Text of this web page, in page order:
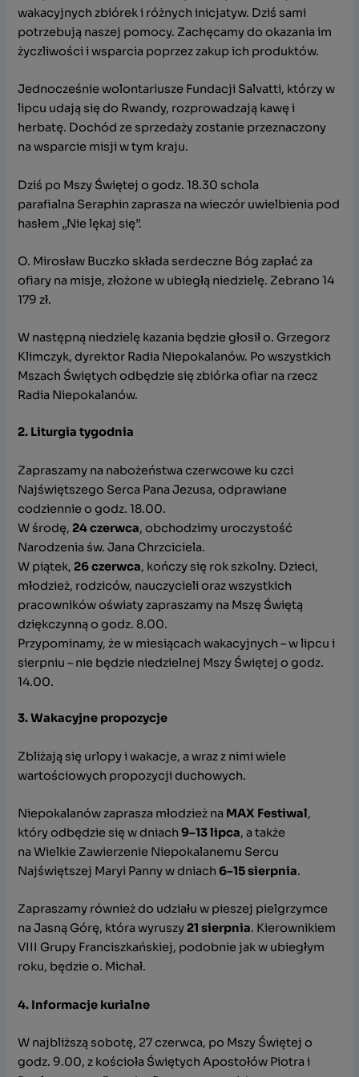
wakacyjnych zbiórek i różnych inicjatyw. Dziś sami
potrzebują naszej pomocy. Zachęcamy do okazania im
życzliwości i wsparcia poprzez zakup ich produktów.
Jednocześnie wolontariusze Fundacji Salvatti, którzy w
lipcu udają się do Rwandy, rozprowadzają kawę i
herbatę. Dochód ze sprzedaży zostanie przeznaczony
na wsparcie misji w tym kraju.
Dziś po Mszy Świętej o godz. 18.30 schola
parafialna Seraphin zaprasza na wieczór uwielbienia pod
hasłem „Nie lękaj się”.
O. Mirosław Buczko składa serdeczne Bóg zapłać za
ofiary na misje, złożone w ubiegłą niedzielę. Zebrano 14
179 zł.
W następną niedzielę kazania będzie głosił o. Grzegorz
Klimczyk, dyrektor Radia Niepokalanów. Po wszystkich
Mszach Świętych odbędzie się zbiórka ofiar na rzecz
Radia Niepokalanów.
2. Liturgia tygodnia
Zapraszamy na nabożeństwa czerwcowe ku czci
Najświętszego Serca Pana Jezusa, odprawiane
codziennie o godz. 18.00.
W środę, 24 czerwca, obchodzimy uroczystość
Narodzenia św. Jana Chrzciciela.
W piątek, 26 czerwca, kończy się rok szkolny. Dzieci,
młodzież, rodziców, nauczycieli oraz wszystkich
pracowników oświaty zapraszamy na Mszę Świętą
dziękczynną o godz. 8.00.
Przypominamy, że w miesiącach wakacyjnych – w lipcu i
sierpniu – nie będzie niedzielnej Mszy Świętej o godz.
14.00.
3. Wakacyjne propozycje
Zbliżają się urlopy i wakacje, a wraz z nimi wiele
wartościowych propozycji duchowych.
Niepokalanów zaprasza młodzież na MAX Festiwal,
który odbędzie się w dniach9–13 lipca, a także
na Wielkie Zawierzenie Niepokalanemu Sercu
Najświętszej Maryi Panny w dniach6–15 sierpnia.
Zapraszamy również do udziału w pieszej pielgrzymce
na Jasną Górę, która wyruszy 21 sierpnia. Kierownikiem
VIII Grupy Franciszkańskiej, podobnie jak w ubiegłym
roku, będzie o. Michał.
4. Informacje kurialne
W najbliższą sobotę, 27 czerwca, po Mszy Świętej o
godz. 9.00, z kościoła Świętych Apostołów Piotra i